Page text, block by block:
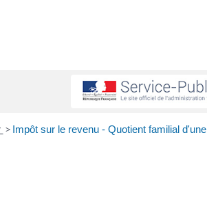
> Impôt sur le revenu - Quotient familial d'une